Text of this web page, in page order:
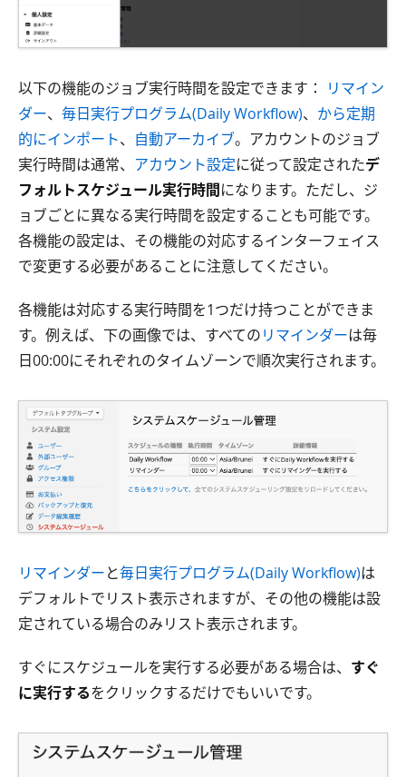
以下の機能のジョブ実行時間を設定できます：
リマイン
ダー、 毎日実行プログラム(Daily Workflow)、 から定期
的にインポート、 自動アーカイブ。アカウントのジョブ
実行時間は通常、 アカウント設定に従って設定されたデ
フォルトスケジュール実行時間になります。ただし、ジ
ョブごとに異なる実行時間を設定することも可能です。
各機能の設定は、その機能の対応するインターフェイス
で変更する必要があることに注意してください。
各機能は対応する実行時間を1つだけ持つことができま
す。例えば、下の画像では、すべてのリマインダーは毎
日00:00にそれぞれのタイムゾーンで順次実行されます。
リマインダーと毎日実行プログラム(Daily Workflow)は
デフォルトでリスト表示されますが、その他の機能は設
定されている場合のみリスト表示されます。
すぐにスケジュールを実行する必要がある場合は、 すぐ
に実行するをクリックするだけでもいいです。